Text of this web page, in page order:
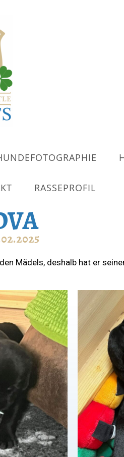
RASSEPROFIL
Mädels, deshalb hat er